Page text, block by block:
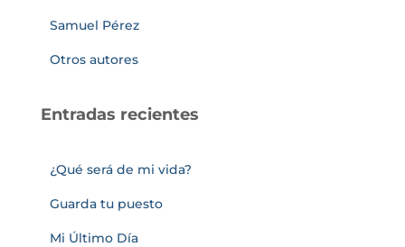
Samuel Pérez
Otros autores
Entradas recientes
¿Qué será de mi vida?
Guarda tu puesto
Mi Último Día